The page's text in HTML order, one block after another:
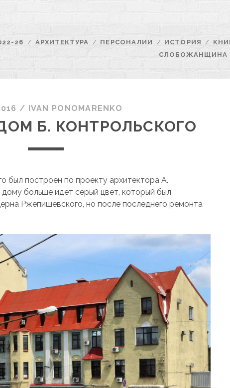
26 АРХИТЕКТУРА ПЕРСОНАЛИИ ИСТОРИЯ
СЛОБОЖАНЩИНА
/ ІVAN PONOMARENKO
Б. КОНТРОЛЬСКОГО
был построен по проекту архитектора А.
больше идет серый цвет, который был
Ржепишевского, но после последнего ремонта